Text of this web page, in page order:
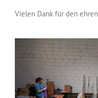
Vielen Dank für den